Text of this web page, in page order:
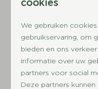
nabij de
Verblijf je in een
Veluwe?
Dan bevind
omgeving waar je je
cookies
We gebruiken
gebruikservaring, om
bieden en ons
informatie over uw
partners voor social
Deze partners